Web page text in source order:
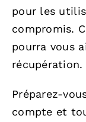
pour les
compromis.
pourra vous
récupération.
Préparez-
compte et